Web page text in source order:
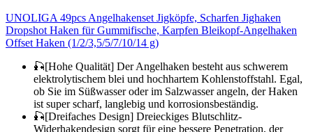
UNOLIGA 49pcs Angelhakenset Jigköpfe, Scharfen Jighaken
Dropshot Haken für Gummifische, Karpfen Bleikopf-Angelhaken
Offset Haken (1/2/3,5/5/7/10/14 g)
🎣[Hohe Qualität] Der Angelhaken besteht aus schwerem
elektrolytischem blei und hochhartem Kohlenstoffstahl. Egal,
ob Sie im Süßwasser oder im Salzwasser angeln, der Haken
ist super scharf, langlebig und korrosionsbeständig.
🎣[Dreifaches Design] Dreieckiges Blutschlitz-
Widerhakendesign sorgt für eine bessere Penetration, der